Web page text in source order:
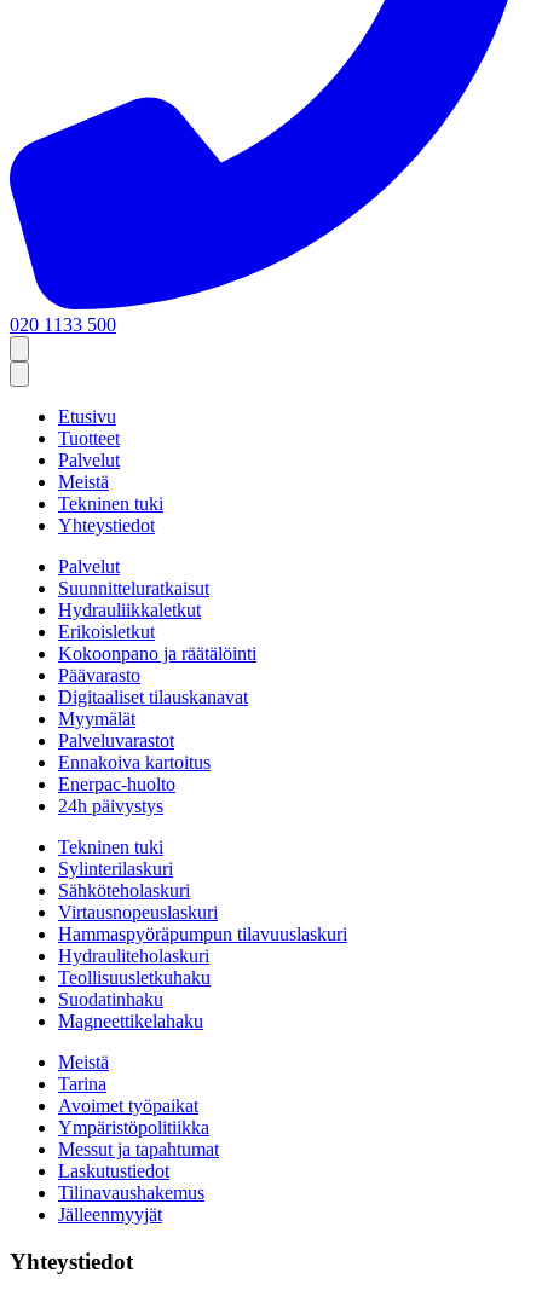
020 1133 500
Etusivu
Tuotteet
Palvelut
Meistä
Tekninen tuki
Yhteystiedot
Palvelut
Suunnitteluratkaisut
Hydrauliikkaletkut
Erikoisletkut
Kokoonpano ja räätälöinti
Päävarasto
Digitaaliset tilauskanavat
Myymälät
Palveluvarastot
Ennakoiva kartoitus
Enerpac-huolto
24h päivystys
Tekninen tuki
Sylinterilaskuri
Sähköteholaskuri
Virtausnopeuslaskuri
Hammaspyöräpumpun tilavuuslaskuri
Hydrauliteholaskuri
Teollisuusletkuhaku
Suodatinhaku
Magneettikelahaku
Meistä
Tarina
Avoimet työpaikat
Ympäristöpolitiikka
Messut ja tapahtumat
Laskutustiedot
Tilinavaushakemus
Jälleenmyyjät
Yhteystiedot